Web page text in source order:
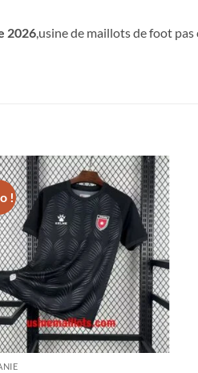
2026 ,usine de maillots de foot
!